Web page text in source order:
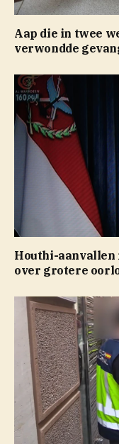
Aap die in twee
verwondde
Houthi-aanvallen
over grotere